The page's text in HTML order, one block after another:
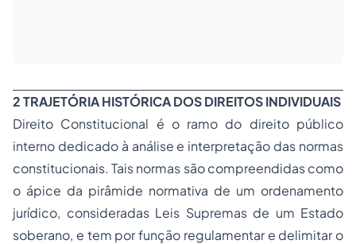
2 TRAJETÓRIA HISTÓRICA DOS DIREITOS INDIVIDUAIS
Direito Constitucional é o ramo do direito público
interno dedicado à análise e interpretação das normas
constitucionais. Tais normas são compreendidas como
o ápice da pirâmide normativa de um ordenamento
jurídico, consideradas Leis Supremas de um Estado
soberano, e tem por função regulamentar e delimitar o